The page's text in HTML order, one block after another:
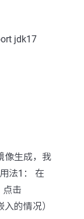
jdk17
像生成，我
法1： 在
点击
的情况）